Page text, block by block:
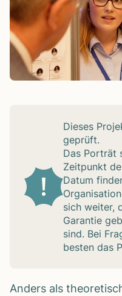
Die­ses
geprüft.
Das Por­trät
Zeit­punkt
Datum
sich wei­ter,
Garan­tie
sind. Bei
bes­ten das
Anders als